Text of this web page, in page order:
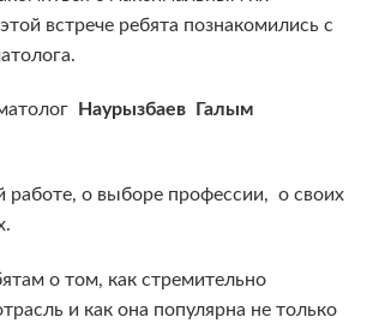
встрече ребята познакомились с
Наурызбаев Галым
работе, о выборе профессии, о своих
о том, как стремительно
и как она популярна не только